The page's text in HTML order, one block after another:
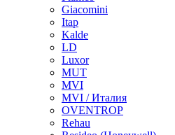
Giacomini
Itap
Kalde
LD
Luxor
MUT
MVI
MVI / Италия
OVENTROP
Rehau